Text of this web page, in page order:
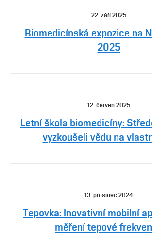
22. září 2025
Biomedicínská expozice na
2025
12. červen 2025
Letní škola biomedicíny:
vyzkoušeli vědu na
13. prosinec 2024
Tepovka: Inovativní mobilní
měření tepové